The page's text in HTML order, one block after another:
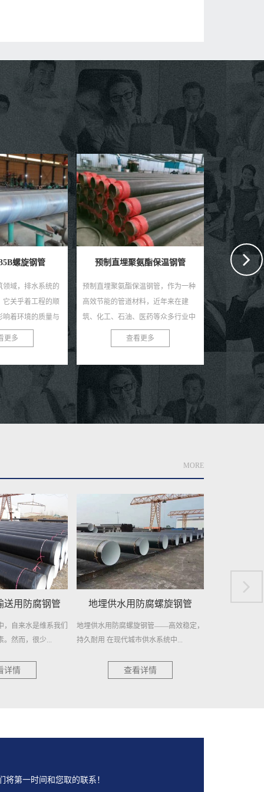
酯保温钢管
温钢管，作为一种
料，近年来在建
医药等众多行业中
种钢管不仅具有
具有优...
更多
小区供暖保温钢管生产厂家
在这个寒冷的季节，一个值得信赖的
小区供暖保温钢管生产厂家是您安心
过冬的坚实后盾。我们，作为行业内
的佼佼者，致力于为您提供高质量、
高性能的供暖保温钢管，...
查看更多
保温
在现今快速
聚氨酯钢管作
道材料，正
睐。作为专
家，我们致
MORE
腐螺旋钢管
钢管——高效稳定，
供水系统中...
详情
城市供水用螺旋钢管
城市供水用螺旋钢管：现代供水的坚固支
柱 在现代城市的快速发展中，...
查看详情
供水
将第一时间和您取的联系！